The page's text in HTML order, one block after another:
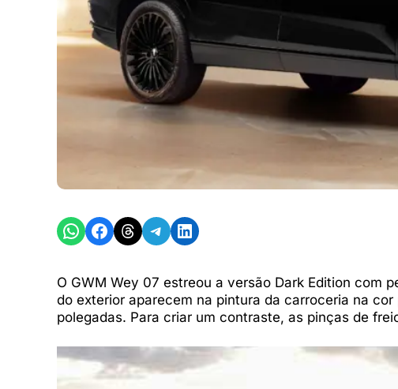
Share on WhatsApp
Share on Facebook
Share on Threads
Share on Telegram
Share on LinkedIn
O GWM Wey 07 estreou a versão Dark Edition com
do exterior aparecem na pintura da carroceria na
polegadas. Para criar um contraste, as pinças de